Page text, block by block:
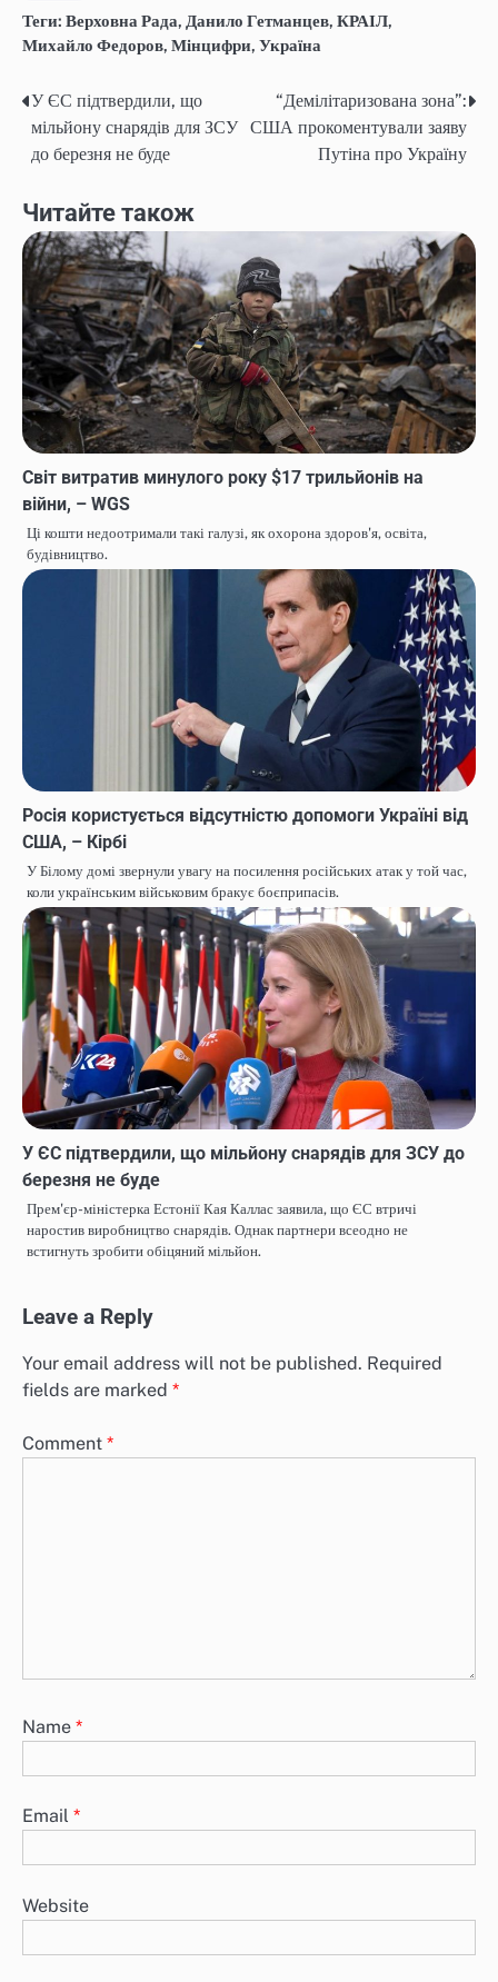
Теги: Верховна Рада, Данило Гетманцев, КРАІЛ,
Михайло Федоров, Мінцифри, Україна
Post
navigation
У ЄС підтвердили, що
мільйону снарядів для ЗСУ
до березня не буде
“Демілітаризована зона”:
США прокоментували заяву
Путіна про Україну
Читайте також
Світ витратив минулого року $17 трильйонів на
війни, – WGS
Ці кошти недоотримали такі галузі, як охорона здоров'я, освіта,
будівництво.
Росія користується відсутністю допомоги Україні від
США, – Кірбі
У Білому домі звернули увагу на посилення російських атак у той час,
коли українським військовим бракує боєприпасів.
У ЄС підтвердили, що мільйону снарядів для ЗСУ до
березня не буде
Прем'єр-міністерка Естонії Кая Каллас заявила, що ЄС втричі
наростив виробництво снарядів. Однак партнери всеодно не
встигнуть зробити обіцяний мільйон.
Leave a Reply
Your email address will not be published. Required
fields are marked *
Comment *
Name *
Email *
Website